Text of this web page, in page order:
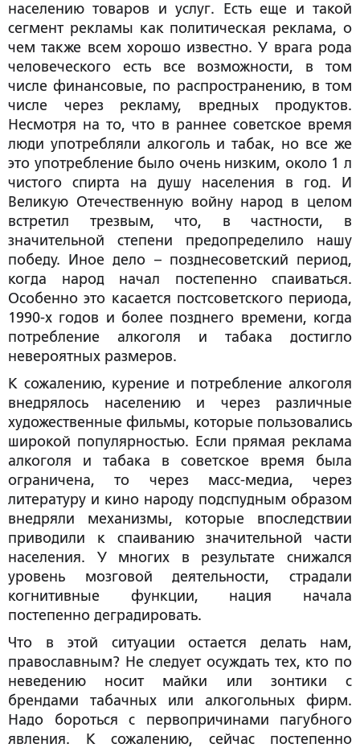
населению товаров и услуг. Есть еще и такой
сегмент рекламы как политическая реклама, о
чем также всем хорошо известно. У врага рода
человеческого есть все возможности, в том
числе финансовые, по распространению, в том
числе через рекламу, вредных продуктов.
Несмотря на то, что в раннее советское время
люди употребляли алкоголь и табак, но все же
это употребление было очень низким, около 1 л
чистого спирта на душу населения в год. И
Великую Отечественную войну народ в целом
встретил трезвым, что, в частности, в
значительной степени предопределило нашу
победу. Иное дело – позднесоветский период,
когда народ начал постепенно спаиваться.
Особенно это касается постсоветского периода,
1990-х годов и более позднего времени, когда
потребление алкоголя и табака достигло
невероятных размеров.
К сожалению, курение и потребление алкоголя
внедрялось населению и через различные
художественные фильмы, которые пользовались
широкой популярностью. Если прямая реклама
алкоголя и табака в советское время была
ограничена, то через масс-медиа, через
литературу и кино народу подспудным образом
внедряли механизмы, которые впоследствии
приводили к спаиванию значительной части
населения. У многих в результате снижался
уровень мозговой деятельности, страдали
когнитивные функции, нация начала
постепенно деградировать.
Что в этой ситуации остается делать нам,
православным? Не следует осуждать тех, кто по
неведению носит майки или зонтики с
брендами табачных или алкогольных фирм.
Надо бороться с первопричинами пагубного
явления. К сожалению, сейчас постепенно